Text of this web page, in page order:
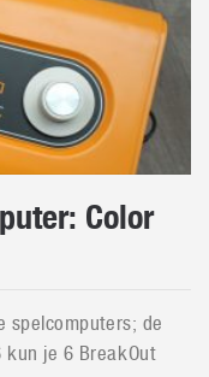
Color
spelcomputers; de
kun je 6 BreakOut